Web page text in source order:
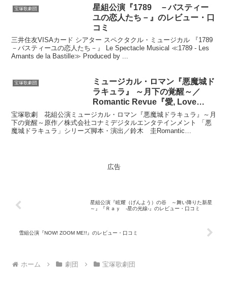
宝塚歌劇団
星組公演『1789 －バスティー
ユの恋人たち－』のレビュー・口
コミ
三井住友VISAカード シアター スペクタクル・ミュージカル 『1789
－バスティーユの恋人たち－』 Le Spectacle Musical ≪1789 - Les
Amants de la Bastille≫ Produced by ...
宝塚歌劇団
ミュージカル・ロマン『悪魔城ド
ラキュラ』 ～月下の覚醒～／
Romantic Revue『愛, Love
Revue！』のレビュー・口コミ
宝塚歌劇 花組公演ミュージカル・ロマン『悪魔城ドラキュラ』～月
下の覚醒～原作／株式会社コナミデジタルエンタテインメント 「悪
魔城ドラキュラ」シリーズ脚本・演出／鈴木 圭Romantic
広告
星組公演『眩耀（げんよう）の谷 ～舞い降りた新星
～』『Ｒａｙ -星の光線-』のレビュー・口コミ
雪組公演『NOW! ZOOM ME!!』のレビュー・口コミ
ホーム 劇団 宝塚歌劇団